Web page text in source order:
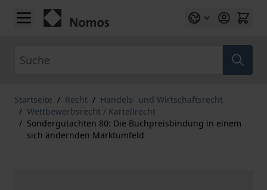
Zum Inhalt springen
Startseite / Recht / Handels- und Wirtschaftsrecht
/ Wettbewerbsrecht / Kartellrecht
/ Sondergutachten 80: Die Buchpreisbindung in einem
sich ändernden Marktumfeld